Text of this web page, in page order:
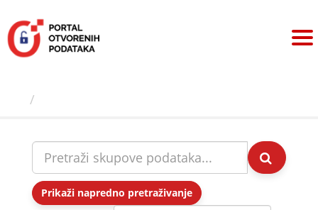
sadržaj
Prikaži napredno pretraživanje